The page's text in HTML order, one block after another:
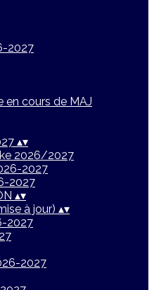
2027
en cours de MAJ
▴▾
2026/2027
2027
2027
▴▾
à jour) ▴▾
2027
2027